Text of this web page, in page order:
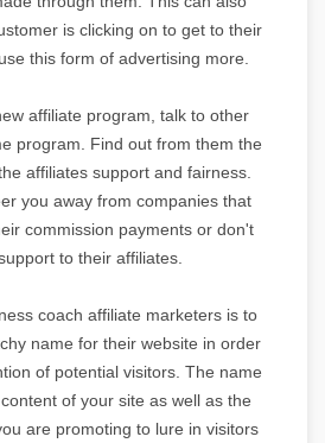
is clicking on to get to their
this form of advertising more.
affiliate program, talk to other
program. Find out from them the
affiliates support and fairness.
you away from companies that
commission payments or don't
to their affiliates.
coach affiliate marketers is to
name for their website in order
of potential visitors. The name
of your site as well as the
are promoting to lure in visitors